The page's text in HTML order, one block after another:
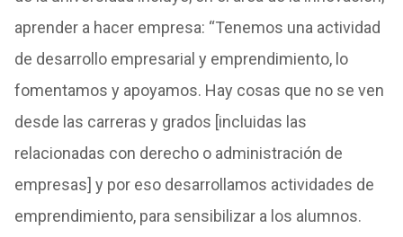
aprender a hacer empresa: “Tenemos una actividad
de desarrollo empresarial y emprendimiento, lo
fomentamos y apoyamos. Hay cosas que no se ven
desde las carreras y grados [incluidas las
relacionadas con derecho o administración de
empresas] y por eso desarrollamos actividades de
emprendimiento, para sensibilizar a los alumnos.